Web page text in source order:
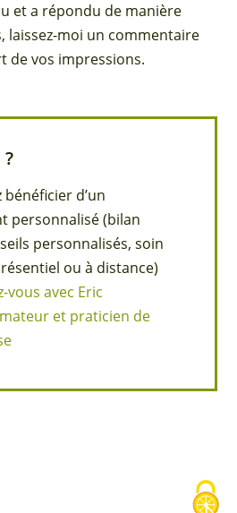
et a répondu de manière
laissez-moi un commentaire
de vos impressions.
d’un
personnalisé (bilan
personnalisés, soin
ou à distance)
vous avec Eric
et praticien de